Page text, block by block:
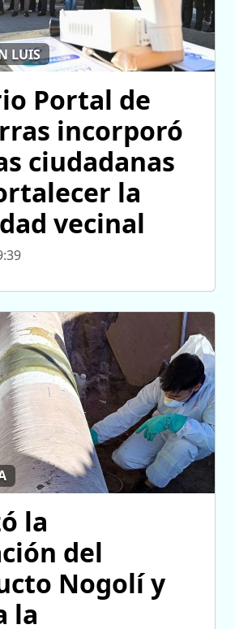
LUIS
Portal de
incorporó
ciudadanas
la
vecinal
la
del
Nogolí y
la